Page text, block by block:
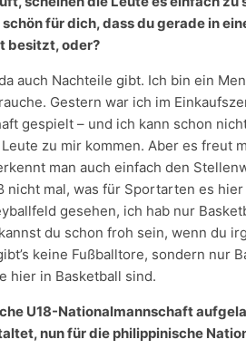
für dich, dass du gerade in
besitzt, oder?
auch Nachteile gibt. Ich bin ein
Gestern war ich im
gespielt – und ich kann schon
zu mir kommen. Aber es freut
man auch einfach den
mal, was für Sportarten es
gesehen, ich hab nur
du schon froh sein, wenn du
keine Fußballtore, sondern nur
hier in Basketball sind.
U18-Nationalmannschaft
nun für die philippinische